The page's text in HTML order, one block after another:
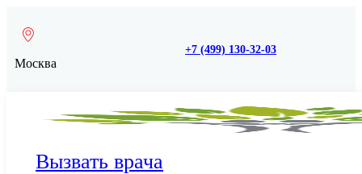
Москва
+7 (499) 130-32-03
Вызвать врача